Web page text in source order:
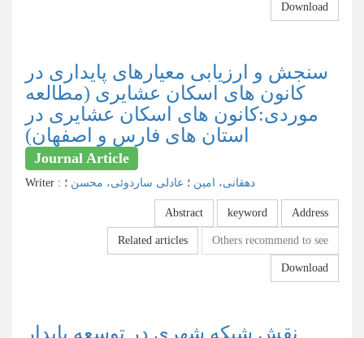
Download
سنجش و ارزیابی معیارهای پایداری در
کانون های اسکان عشایری (مطالعه
موردی:کانون های اسکان عشایری در
استان های فارس و اصفهان)
Journal Article
Writer : دهقانی، امین ؛ عادلی ساردوئی، محسن ؛
Abstract keyword Address
Related articles Others recommend to see
Download
نقش شبکه شهری در توسعه پایدار